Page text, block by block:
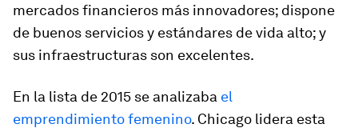
mercados financieros más innovadores; dispone
de buenos servicios y estándares de vida alto; y
sus infraestructuras son excelentes.
En la lista de 2015 se analizaba el
emprendimiento femenino. Chicago lidera esta